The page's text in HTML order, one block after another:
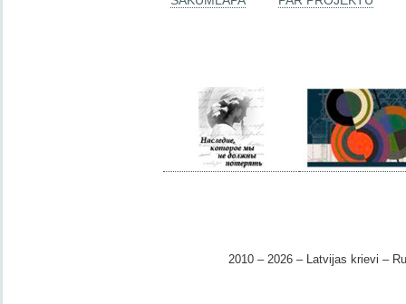
2010 – 2026 – Latvijas krievi –